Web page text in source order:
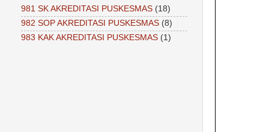
981 SK AKREDITASI PUSKESMAS (18)
982 SOP AKREDITASI PUSKESMAS (8)
983 KAK AKREDITASI PUSKESMAS (1)